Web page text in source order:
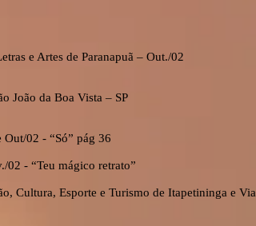
e Artes de Paranapuã – Out./02
João da Boa Vista – SP
02 - “Só” pág 36
02 - “Teu mágico retrato”
Cultura, Esporte e Turismo de Itapetininga e Via